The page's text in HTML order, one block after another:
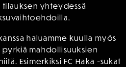
tilauksen yhteydessä
haluamme kuulla myös
mahdollisuuksien
Esimerkiksi FC Haka -sukat